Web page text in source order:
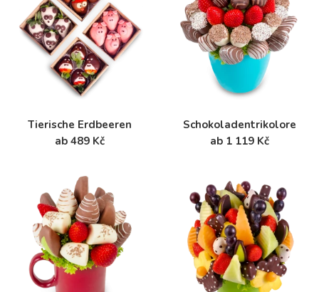
Tierische Erdbeeren
ab 489 Kč
Schokoladentrikolore
ab 1 119 Kč